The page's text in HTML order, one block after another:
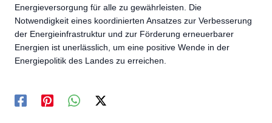
Energieversorgung für alle zu gewährleisten. Die
Notwendigkeit eines koordinierten Ansatzes zur Verbesserung
der Energieinfrastruktur und zur Förderung erneuerbarer
Energien ist unerlässlich, um eine positive Wende in der
Energiepolitik des Landes zu erreichen.